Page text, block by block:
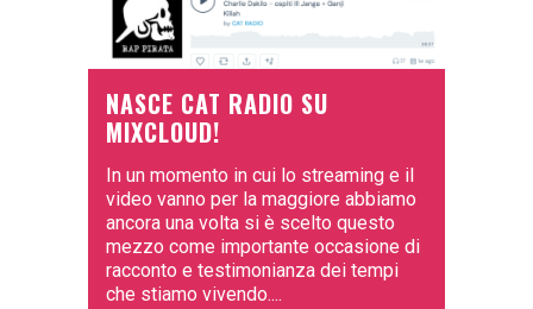
NASCE CAT RADIO SU
MIXCLOUD!
In un momento in cui lo streaming e il
video vanno per la maggiore abbiamo
ancora una volta si è scelto questo
mezzo come importante occasione di
racconto e testimonianza dei tempi
che stiamo vivendo....